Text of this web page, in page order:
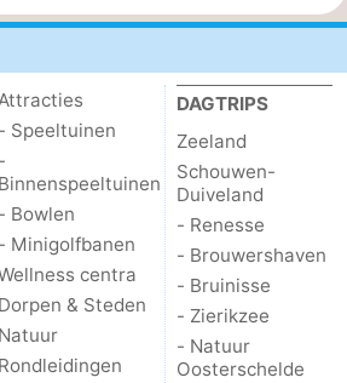
- Speeltuinen
-
Binnenspeeltuinen
- Bowlen
- Minigolfbanen
centra
Dorpen & Steden
Natuur
Rondleidingen
DAGTRIPS
Zeeland
Schouwen-
Duiveland
- Renesse
- Brouwershaven
- Bruinisse
- Zierikzee
- Natuur
Oosterschelde